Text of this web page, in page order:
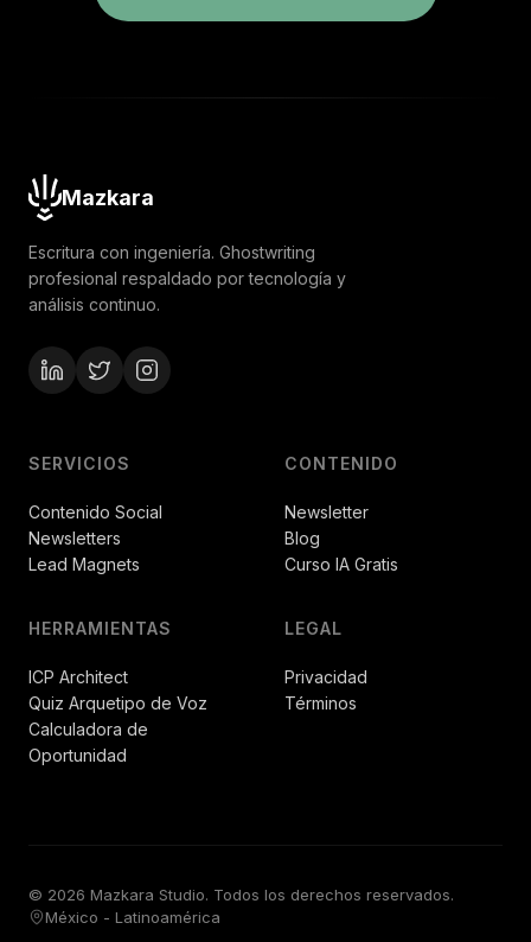
Mazkara
Escritura con ingeniería. Ghostwriting
profesional respaldado por tecnología y
análisis continuo.
SERVICIOS
Contenido Social
Newsletters
Lead Magnets
CONTENIDO
Newsletter
Blog
Curso IA Gratis
HERRAMIENTAS
ICP Architect
Quiz Arquetipo de Voz
Calculadora de
Oportunidad
LEGAL
Privacidad
Términos
© 2026 Mazkara Studio. Todos los derechos reservados.
México - Latinoamérica